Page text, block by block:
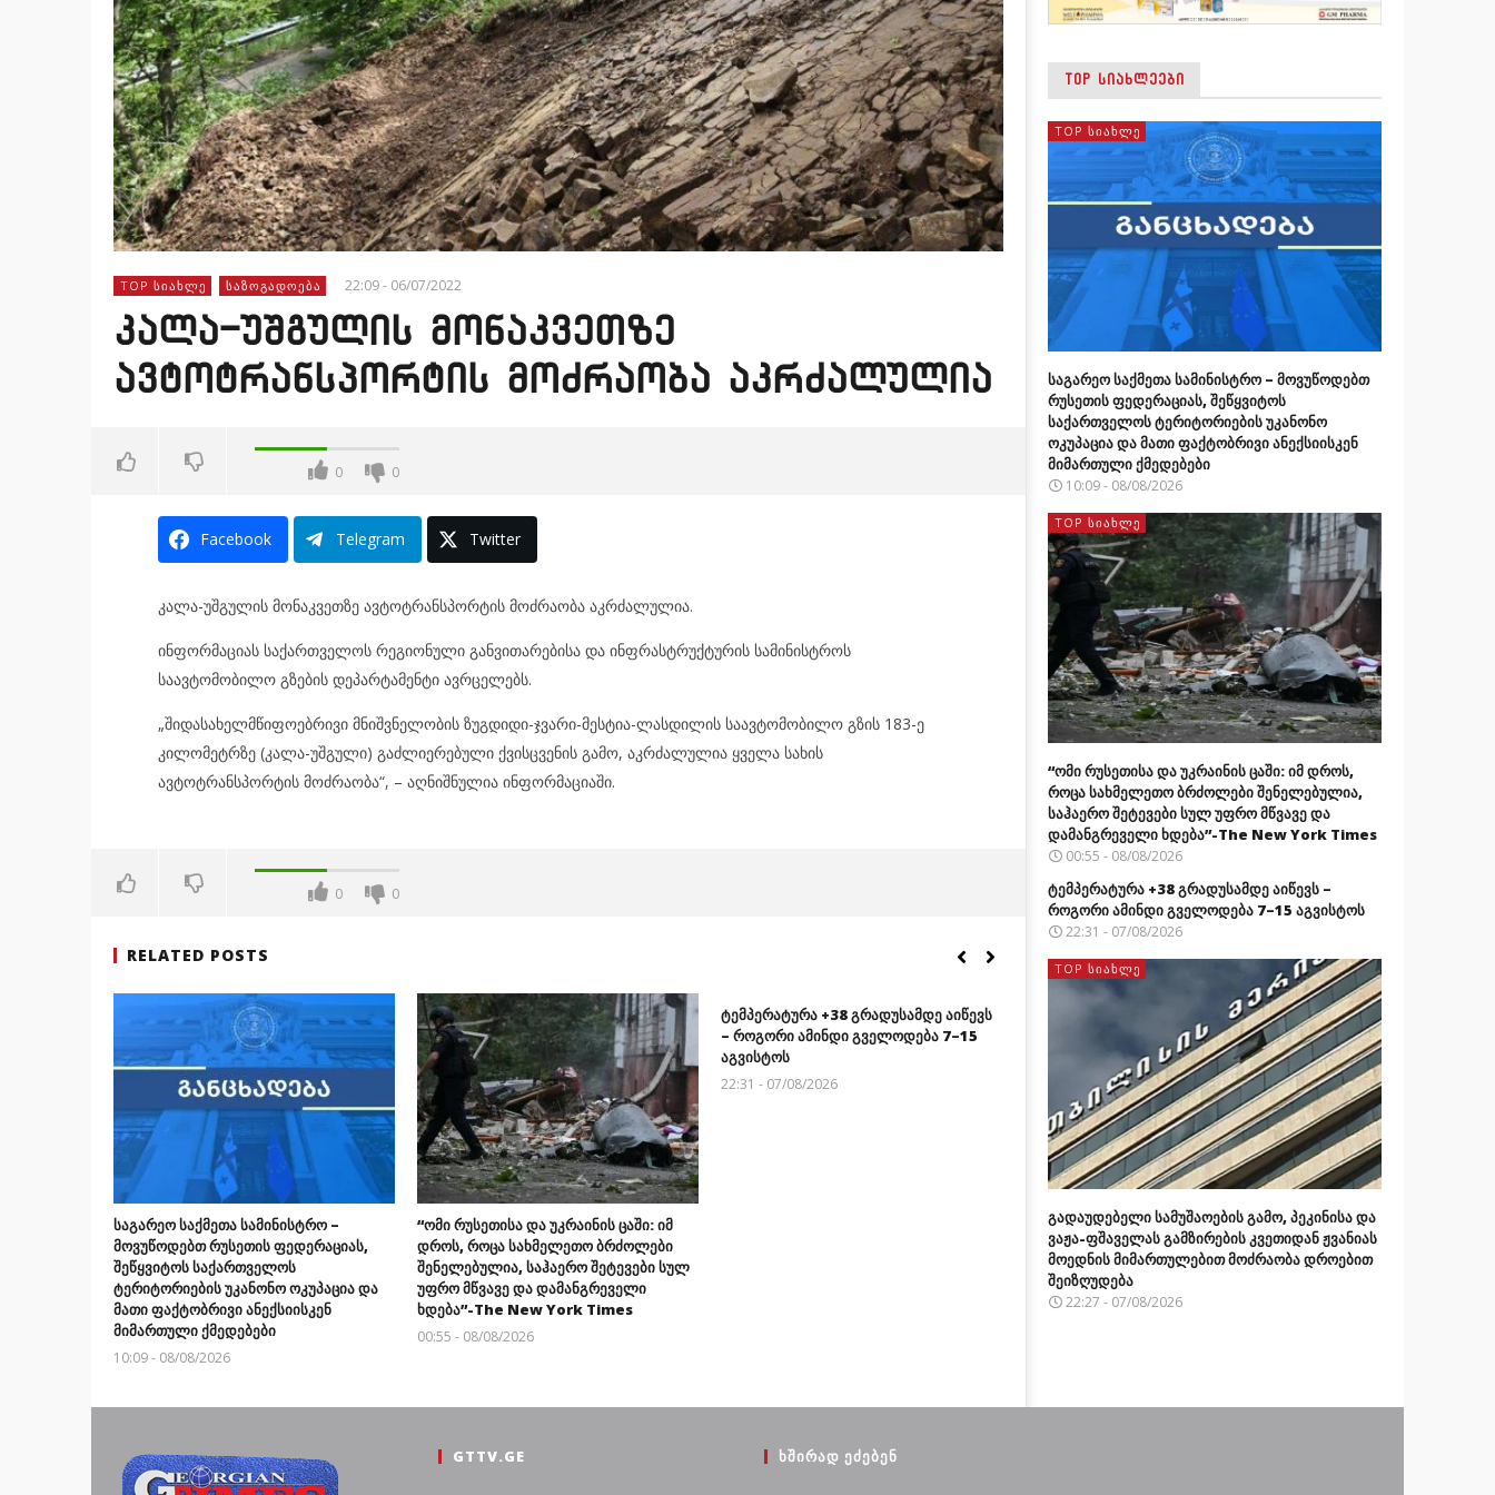
TOP ᲡᲘᲐᲮᲚᲔ ᲡᲐᲖᲝᲒᲐᲓᲝᲔᲑᲐ 22:09 - 06/07/2022
კალა-უშგულის მონაკვეთზე
ავტოტრანსპორტის მოძრაობა აკრძალულია
0 0
Facebook Telegram Twitter
კალა-უშგულის მონაკვეთზე ავტოტრანსპორტის მოძრაობა აკრძალულია.
ინფორმაციას საქართველოს რეგიონული განვითარებისა და ინფრასტრუქტურის სამინისტროს
საავტომობილო გზების დეპარტამენტი ავრცელებს.
„შიდასახელმწიფოებრივი მნიშვნელობის ზუგდიდი-ჯვარი-მესტია-ლასდილის საავტომობილო გზის 183-ე
კილომეტრზე (კალა-უშგული) გაძლიერებული ქვისცვენის გამო, აკრძალულია ყველა სახის
ავტოტრანსპორტის მოძრაობა“, – აღნიშნულია ინფორმაციაში.
0 0
RELATED POSTS
საგარეო საქმეთა სამინისტრო –
მოვუწოდებთ რუსეთის ფედერაციას,
შეწყვიტოს საქართველოს
ტერიტორიების უკანონო ოკუპაცია და
მათი ფაქტობრივი ანექსიისკენ
მიმართული ქმედებები
10:09 - 08/08/2026
“ომი რუსეთისა და უკრაინის ცაში: იმ
დროს, როცა სახმელეთო ბრძოლები
შენელებულია, საჰაერო შეტევები სულ
უფრო მწვავე და დამანგრეველი
ხდება”-The New York Times
00:55 - 08/08/2026
ტემპერატურა +38 გრადუსამდე აიწევს
– როგორი ამინდი გველოდება 7–15
აგვისტოს
22:31 - 07/08/2026
TOP ᲡᲘᲐᲮᲚᲔᲔᲑᲘ
TOP ᲡᲘᲐᲮᲚᲔ
საგარეო საქმეთა სამინისტრო – მოვუწოდებთ
რუსეთის ფედერაციას, შეწყვიტოს
საქართველოს ტერიტორიების უკანონო
ოკუპაცია და მათი ფაქტობრივი ანექსიისკენ
მიმართული ქმედებები
10:09 - 08/08/2026
TOP ᲡᲘᲐᲮᲚᲔ
“ომი რუსეთისა და უკრაინის ცაში: იმ დროს,
როცა სახმელეთო ბრძოლები შენელებულია,
საჰაერო შეტევები სულ უფრო მწვავე და
დამანგრეველი ხდება”-The New York Times
00:55 - 08/08/2026
ტემპერატურა +38 გრადუსამდე აიწევს –
როგორი ამინდი გველოდება 7–15 აგვისტოს
22:31 - 07/08/2026
TOP ᲡᲘᲐᲮᲚᲔ
გადაუდებელი სამუშაოების გამო, პეკინისა და
ვაჟა-ფშაველას გამზირების კვეთიდან ჟვანიას
მოედნის მიმართულებით მოძრაობა დროებით
შეიზღუდება
22:27 - 07/08/2026
GTTV.GE ᲮᲨᲘᲠᲐᲓ ᲔᲫᲔᲑᲔᲜ